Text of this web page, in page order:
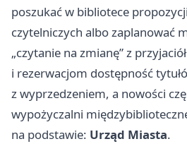
poszukać w bibliotece
czytelniczych albo zaplanować
„czytanie na zmianę” z
i rezerwacjom dostępność
z wyprzedzeniem, a nowości
wypożyczalni
na podstawie: Urząd Miasta.